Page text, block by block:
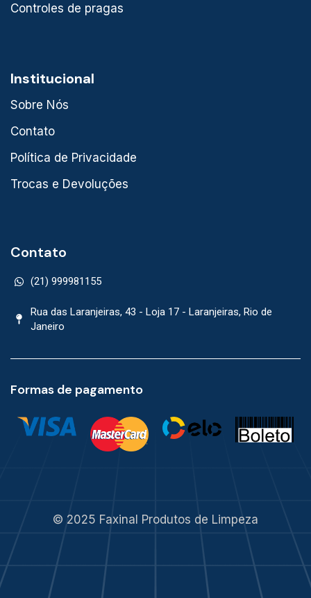
Controles de pragas
Institucional
Sobre Nós
Contato
Política de Privacidade
Trocas e Devoluções
Contato
(21) 999981155
Rua das Laranjeiras, 43 - Loja 17 - Laranjeiras, Rio de
Janeiro
Formas de pagamento
© 2025 Faxinal Produtos de Limpeza